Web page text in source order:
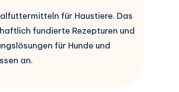
für Haustiere. Das
fundierte Rezepturen und
für Hunde und
an.